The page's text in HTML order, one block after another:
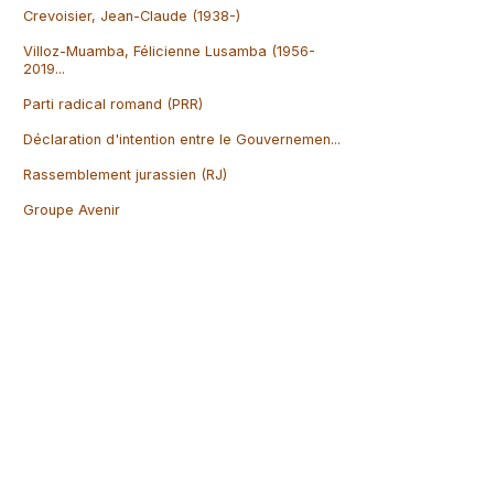
Crevoisier, Jean-Claude (1938-)
Villoz-Muamba, Félicienne Lusamba (1956-
2019...
Parti radical romand (PRR)
Déclaration d'intention entre le Gouvernemen...
Rassemblement jurassien (RJ)
Groupe Avenir